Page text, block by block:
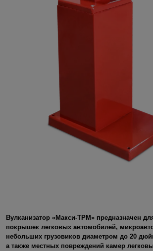
Вулканизатор «Макси-ТРМ» предназначен
покрышек легковых автомобилей,
небольших грузовиков диаметром до 20
а также местных повреждений камер